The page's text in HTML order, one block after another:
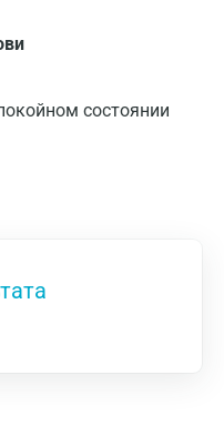
состоянии